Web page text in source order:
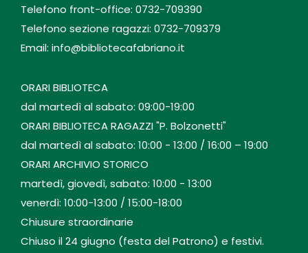
Telefono front-office: 0732-709390
Telefono sezione ragazzi: 0732-709379
Email: info@bibliotecafabriano.it
ORARI BIBLIOTECA
dal martedì al sabato: 09:00-19:00
ORARI BIBLIOTECA RAGAZZI "P. Bolzonetti"
dal martedì al sabato: 10:00 - 13:00 / 16:00 – 19:00
ORARI ARCHIVIO STORICO
martedì, giovedì, sabato: 10:00 - 13:00
venerdì: 10:00-13:00 / 15:00-18:00
Chiusure straordinarie
Chiuso il 24 giugno (festa del Patrono) e festivi.